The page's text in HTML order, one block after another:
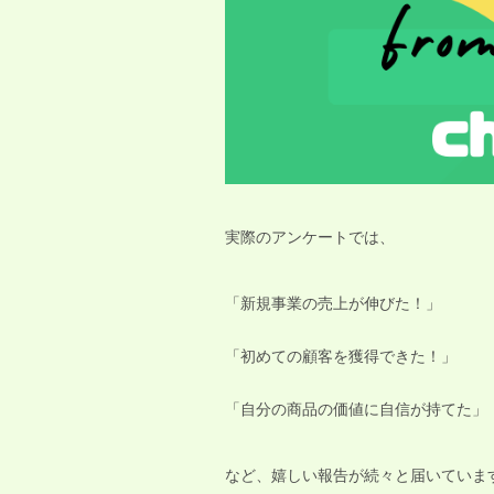
実際のアンケートでは、
「新規事業の売上が伸びた！」
「初めての顧客を獲得できた！」
「自分の商品の価値に自信が持てた」
など、嬉しい報告が続々と届いていま